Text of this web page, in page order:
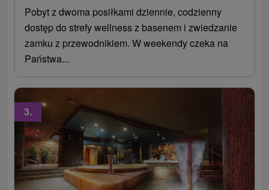
Pobyt z dwoma posiłkami dziennie, codzienny
dostęp do strefy wellness z basenem i zwiedzanie
zamku z przewodnikiem. W weekendy czeka na
Państwa...
3.